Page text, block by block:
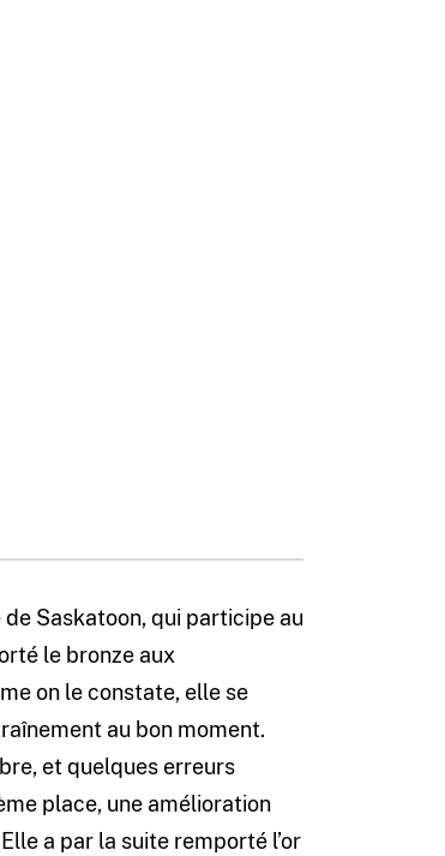
Saskatoon, qui participe au
le bronze aux
on le constate, elle se
au bon moment.
et quelques erreurs
place, une amélioration
a par la suite remporté l’or